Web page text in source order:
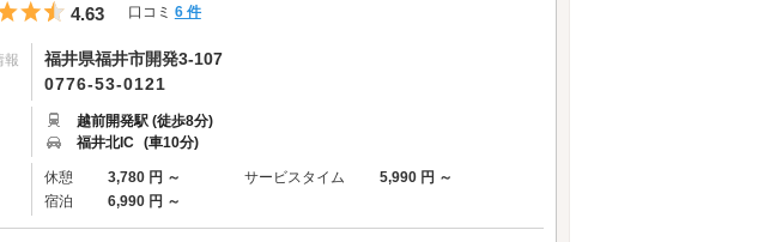
5つ星のうち4.5
4.63 口コミ 6 件
報
福井県福井市開発3-107
0776-53-0121
越前開発駅 (徒歩8分)
福井北IC (車10分)
休憩 3,780 円 ～ サービスタイム
5,990 円 ～
宿泊
6,990 円 ～